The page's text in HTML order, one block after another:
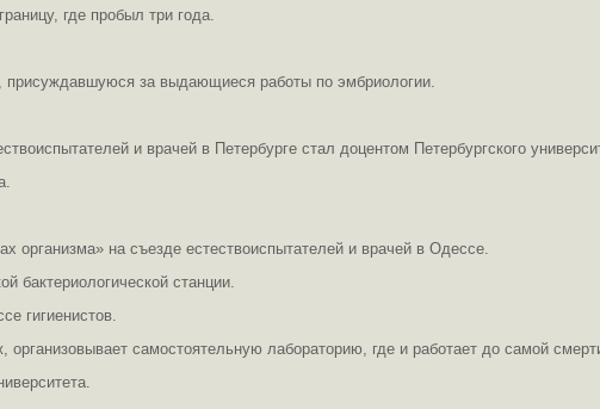
где пробыл три года.
за выдающиеся работы по эмбриологии.
и врачей в Петербурге стал доцентом Петербургского
на съезде естествоиспытателей и врачей в Одессе.
бактериологической станции.
гигиенистов.
самостоятельную лабораторию, где и работает до самой